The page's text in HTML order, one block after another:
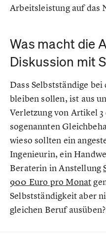
Arbeitsleistung auf das
Was macht die
Diskussion mit
Dass Selbstständige
bleiben sollen, ist aus
Verletzung von Artikel
sogenannten
wieso sollten ein
Ingenieurin, ein
Beraterin in Anstellung
900 Euro pro Monat
Selbstständigkeit aber
gleichen Beruf ausüben?